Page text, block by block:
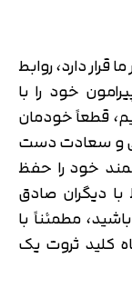
قرار دارد، روابط
خود را با
قطعاً خودمان
و سعادت دست
خود را حفظ
دیگران صادق
مطمئناً با
کلید ثروت یک